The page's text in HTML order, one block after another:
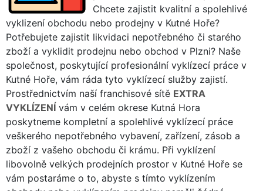
Chcete zajistit kvalitní a spolehlivé
vyklizení obchodu nebo prodejny v Kutné Hoře?
Potřebujete zajistit likvidaci nepotřebného či starého
zboží a vyklidit prodejnu nebo obchod v Plzni? Naše
společnost, poskytující profesionální vyklízecí práce v
Kutné Hoře, vám ráda tyto vyklízecí služby zajistí.
Prostřednictvím naší franchisové sítě EXTRA
VYKLÍZENÍ vám v celém okrese Kutná Hora
poskytneme kompletní a spolehlivé vyklízecí práce
veškerého nepotřebného vybavení, zařízení, zásob a
zboží z vašeho obchodu či krámu. Při vyklízení
libovolně velkých prodejních prostor v Kutné Hoře se
vám postaráme o to, abyste s tímto vyklízením